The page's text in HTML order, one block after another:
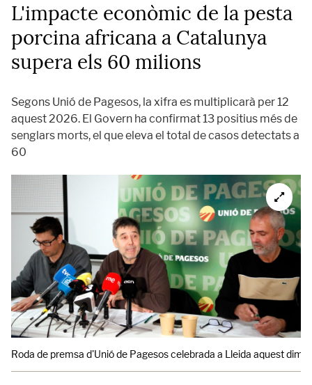
L'impacte econòmic de la pesta
porcina africana a Catalunya
supera els 60 milions
Segons Unió de Pagesos, la xifra es multiplicarà per 12
aquest 2026. El Govern ha confirmat 13 positius més de
senglars morts, el que eleva el total de casos detectats a
60
Roda de premsa d'Unió de Pagesos celebrada a Lleida aquest